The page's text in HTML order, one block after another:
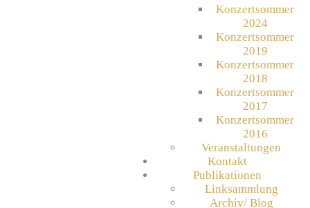
Konzertsommer
2024
Konzertsommer
2019
Konzertsommer
2018
Konzertsommer
2017
Konzertsommer
2016
Veranstaltungen
Kontakt
Publikationen
Linksammlung
Archiv/ Blog